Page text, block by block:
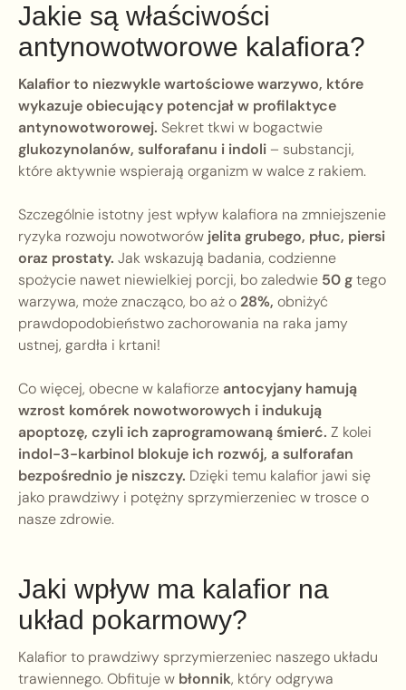
Jakie są właściwości
antynowotworowe kalafiora?
Kalafior to niezwykle wartościowe warzywo, które
wykazuje obiecujący potencjał w profilaktyce
antynowotworowej. Sekret tkwi w bogactwie
glukozynolanów, sulforafanu i indoli– substancji,
które aktywnie wspierają organizm w walce z rakiem.
Szczególnie istotny jest wpływ kalafiora na zmniejszenie
ryzyka rozwoju nowotworów jelita grubego, płuc, piersi
oraz prostaty. Jak wskazują badania, codzienne
spożycie nawet niewielkiej porcji, bo zaledwie 50 gtego
warzywa, może znacząco, bo aż o28%, obniżyć
prawdopodobieństwo zachorowania na raka jamy
ustnej, gardła i krtani!
Co więcej, obecne w kalafiorzeantocyjany hamują
wzrost komórek nowotworowych i indukują
apoptozę, czyli ich zaprogramowaną śmierć. Z kolei
indol-3-karbinol blokuje ich rozwój, a sulforafan
bezpośrednio je niszczy. Dzięki temu kalafior jawi się
jako prawdziwy i potężny sprzymierzeniec w trosce o
nasze zdrowie.
Jaki wpływ ma kalafior na
układ pokarmowy?
Kalafior to prawdziwy sprzymierzeniec naszego układu
trawiennego. Obfituje w błonnik, który odgrywa